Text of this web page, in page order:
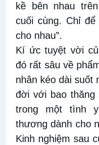
kề bên nhau
cuối cùng. Chỉ
cho nhau”.
Kí ức tuyệt vời
đó rất sâu về
nhân kéo dài suốt
đời với bao thăng
trong một tình
thương dành cho
Kinh nghiệm sau